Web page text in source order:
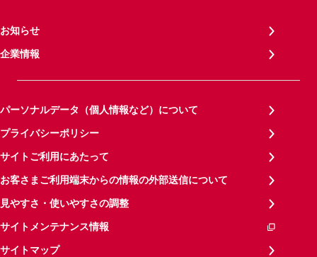
お知らせ
企業情報
パーソナルデータ（個人情報など）について
プライバシーポリシー
サイトご利用にあたって
お客さまご利用端末からの情報の外部送信について
見やすさ・使いやすさの調整
サイトメンテナンス情報
サイトマップ